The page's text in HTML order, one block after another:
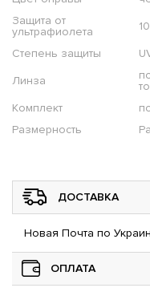
Защита от
ультрафиолета
Степень защиты
Линза
Комплект
Размерность
ДОСТАВКА
Новая Почта по
ОПЛАТА